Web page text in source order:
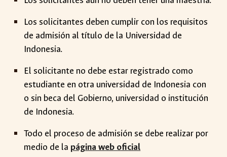
Los solicitantes deben cumplir con los requisitos
de admisión al título de la Universidad de
Indonesia.
El solicitante no debe estar registrado como
estudiante en otra universidad de Indonesia con
o sin beca del Gobierno, universidad o institución
de Indonesia.
Todo el proceso de admisión se debe realizar por
medio de la página web oficial